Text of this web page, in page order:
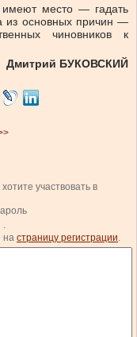
имеют место — гадать
из основных причин —
чиновников к
Дмитрий БУКОВСКИЙ
участвовать в
.
на страницу регистрации.